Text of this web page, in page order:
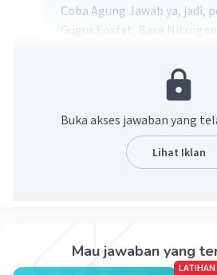
Coba Agung Jawab ya, jadi,
Gugus Fosfat, Basa
Cintaning A Level 53
20 November 2023 21:16
Buka akses jawaban yang
Lihat Iklan
Mau jawaban yang
LATIHAN